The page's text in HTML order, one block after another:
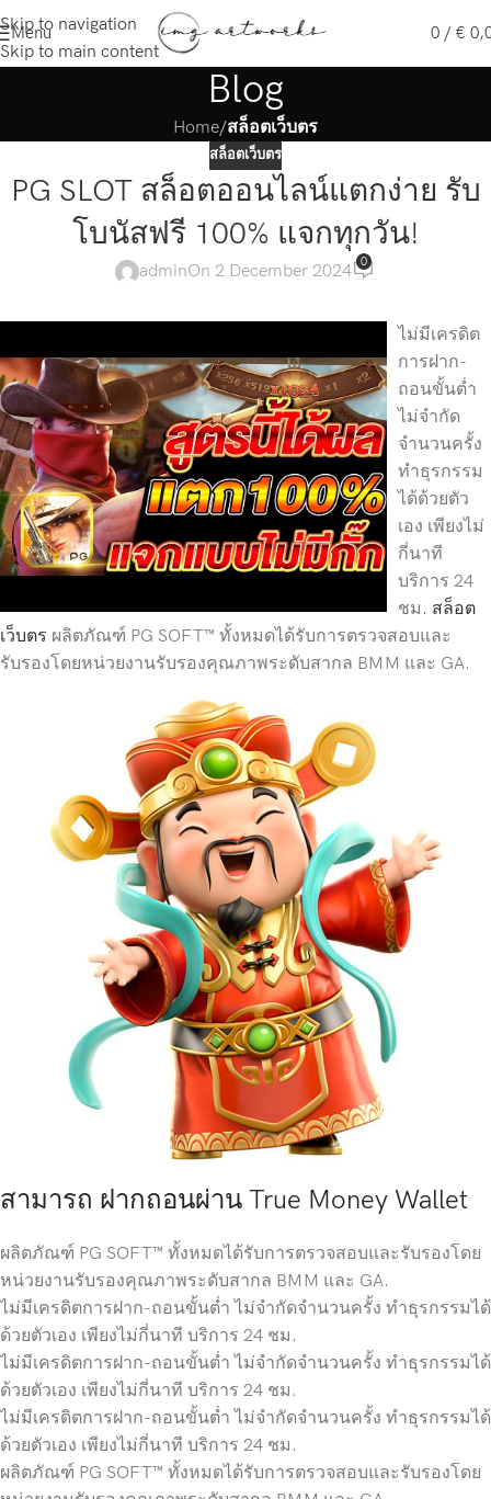
Skip to navigation
Skip to main content
Menu 0 / €
Blog
Home/สล็อตเว็บตร
สล็อตเว็บตร
PG SLOT สล็อตออนไลน์แตกง่าย รับ
โบนัสฟรี 100% แจกทุกวัน!
adminOn 2 December 2024
0
ไม่มีเครดิต
การฝาก-
ถอนขั้นต่ำ
ไม่จำกัด
จำนวนครั้ง
ทำธุรกรรม
ได้ด้วยตัว
เอง เพียงไม่
กี่นาที
บริการ 24
ชม. สล็อต
เว็บตร ผลิตภัณฑ์ PG SOFT™ ทั้งหมดได้รับการตรวจสอบและ
รับรองโดยหน่วยงานรับรองคุณภาพระดับสากล BMM และ GA.
สามารถ ฝากถอนผ่าน True Money Wallet
ผลิตภัณฑ์ PG SOFT™ ทั้งหมดได้รับการตรวจสอบและรับรองโดย
หน่วยงานรับรองคุณภาพระดับสากล BMM และ GA.
ไม่มีเครดิตการฝาก-ถอนขั้นต่ำ ไม่จำกัดจำนวนครั้ง ทำธุรกรรมได้
ด้วยตัวเอง เพียงไม่กี่นาที บริการ 24 ชม.
ไม่มีเครดิตการฝาก-ถอนขั้นต่ำ ไม่จำกัดจำนวนครั้ง ทำธุรกรรมได้
ด้วยตัวเอง เพียงไม่กี่นาที บริการ 24 ชม.
ไม่มีเครดิตการฝาก-ถอนขั้นต่ำ ไม่จำกัดจำนวนครั้ง ทำธุรกรรมได้
ด้วยตัวเอง เพียงไม่กี่นาที บริการ 24 ชม.
ผลิตภัณฑ์ PG SOFT™ ทั้งหมดได้รับการตรวจสอบและรับรองโดย